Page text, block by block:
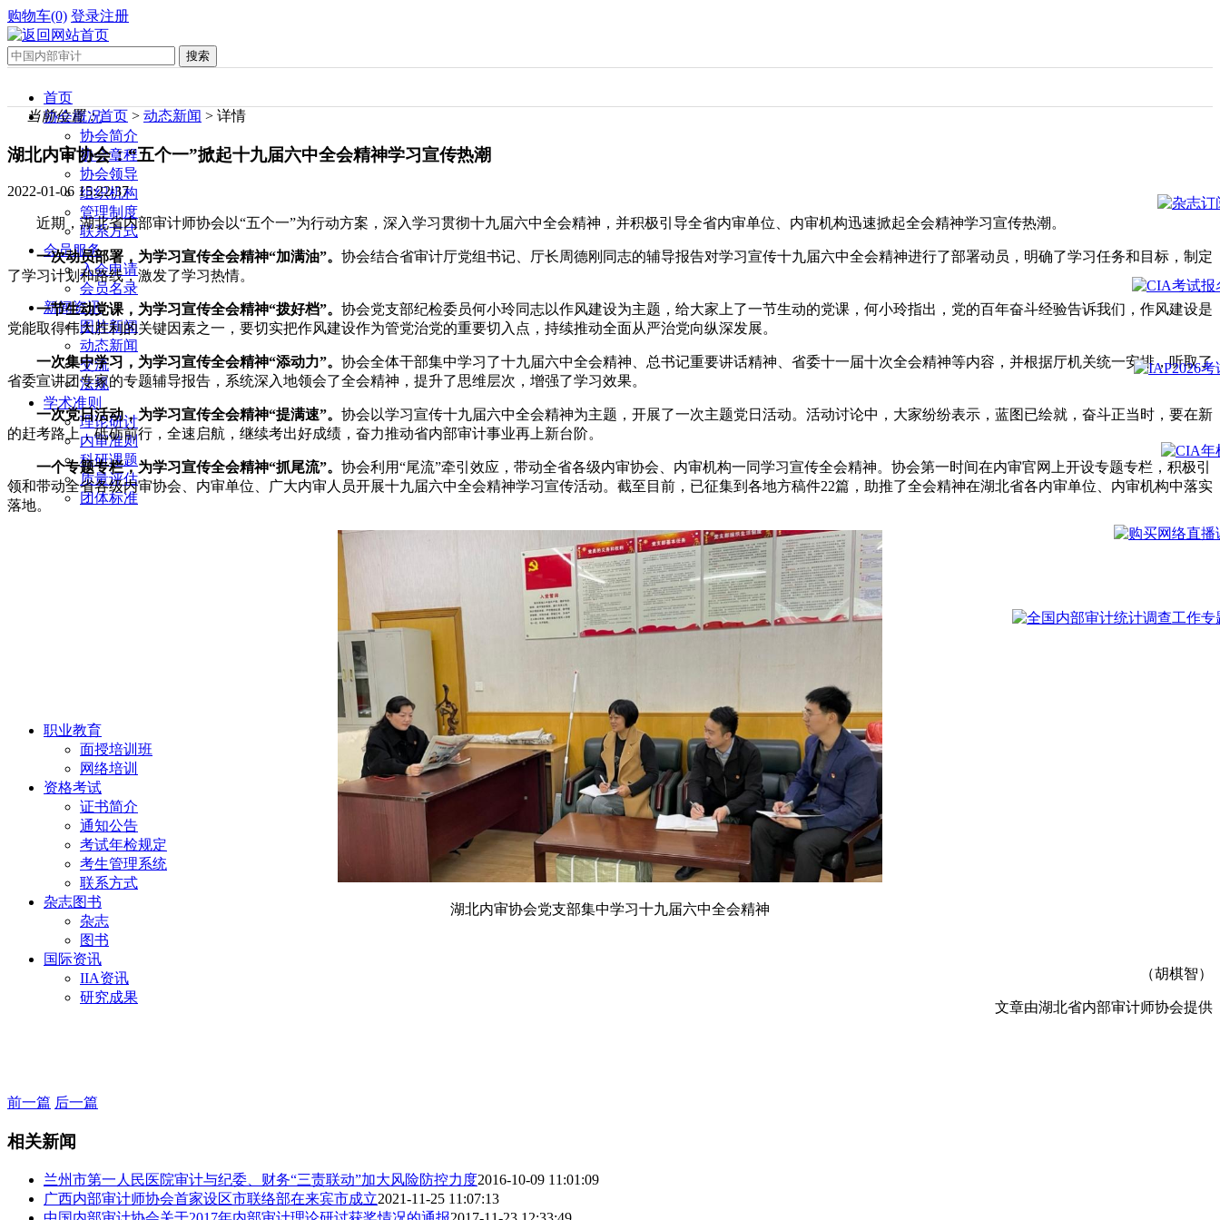
购物车(0) 登录注册
首页
协会概况
协会简介
协会章程
协会领导
组织机构
管理制度
联系方式
会员服务
入会申请
会员名录
新闻资讯
图片新闻
动态新闻
交流
法规
学术准则
理论研讨
内审准则
科研课题
质量评估
团体标准
职业教育
面授培训班
网络培训
资格考试
证书简介
通知公告
考试年检规定
考生管理系统
联系方式
杂志图书
杂志
图书
国际资讯
IIA资讯
研究成果
当前位置：首页 > 动态新闻 > 详情
湖北内审协会：“五个一”掀起十九届六中全会精神学习宣传热潮
2022-01-06 15:22:37
近期，湖北省内部审计师协会以“五个一”为行动方案，深入学习贯彻十九届六中全会精神，并积极引导全省内审单位、内审机构迅速掀起全会精神学习宣传热潮。
一次动员部署，为学习宣传全会精神“加满油”。 协会结合省审计厅党组书记、厅长周德刚同志的辅导报告对学习宣传十九届六中全会精神进行了部署动员，明确了学习任务和目标，制定
了学习计划和路线，激发了学习热情。
一节生动党课，为学习宣传全会精神“拨好档”。 协会党支部纪检委员何小玲同志以作风建设为主题，给大家上了一节生动的党课，何小玲指出，党的百年奋斗经验告诉我们，作风建设是
党能取得伟大胜利的关键因素之一，要切实把作风建设作为管党治党的重要切入点，持续推动全面从严治党向纵深发展。
一次集中学习，为学习宣传全会精神“添动力”。 协会全体干部集中学习了十九届六中全会精神、总书记重要讲话精神、省委十一届十次全会精神等内容，并根据厅机关统一安排，听取了
省委宣讲团专家的专题辅导报告，系统深入地领会了全会精神，提升了思维层次，增强了学习效果。
一次党日活动，为学习宣传全会精神“提满速”。 协会以学习宣传十九届六中全会精神为主题，开展了一次主题党日活动。活动讨论中，大家纷纷表示，蓝图已绘就，奋斗正当时，要在新
的赶考路上，砥砺前行，全速启航，继续考出好成绩，奋力推动省内部审计事业再上新台阶。
一个专题专栏，为学习宣传全会精神“抓尾流”。 协会利用“尾流”牵引效应，带动全省各级内审协会、内审机构一同学习宣传全会精神。协会第一时间在内审官网上开设专题专栏，积极引
领和带动全省各级内审协会、内审单位、广大内审人员开展十九届六中全会精神学习宣传活动。截至目前，已征集到各地方稿件22篇，助推了全会精神在湖北省各内审单位、内审机构中落实
落地。
湖北内审协会党支部集中学习十九届六中全会精神
（胡棋智）
文章由湖北省内部审计师协会提供
前一篇 后一篇
相关新闻
兰州市第一人民医院审计与纪委、财务“三责联动”加大风险防控力度2016-10-09 11:01:09
广西内部审计师协会首家设区市联络部在来宾市成立2021-11-25 11:07:13